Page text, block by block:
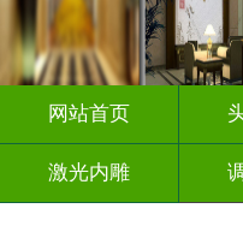
网站首页
激光内雕